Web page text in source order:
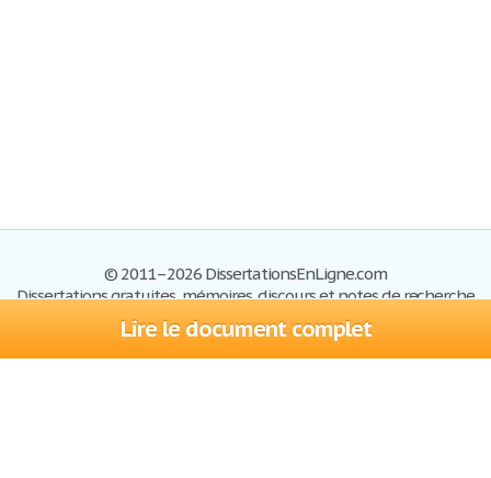
Lire le document complet
© 2011–2026 DissertationsEnLigne.com
Dissertations gratuites, mémoires, discours et notes de recherche